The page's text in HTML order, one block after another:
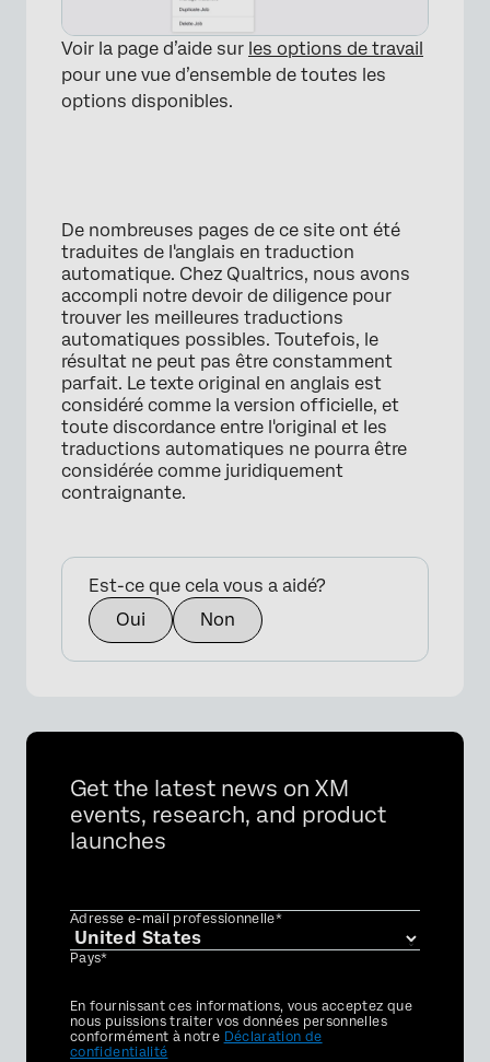
Voir la page d’aide sur les options de travail
pour une vue d’ensemble de toutes les
options disponibles.
De nombreuses pages de ce site ont été
traduites de l'anglais en traduction
automatique. Chez Qualtrics, nous avons
accompli notre devoir de diligence pour
trouver les meilleures traductions
automatiques possibles. Toutefois, le
résultat ne peut pas être constamment
parfait. Le texte original en anglais est
considéré comme la version officielle, et
toute discordance entre l'original et les
traductions automatiques ne pourra être
considérée comme juridiquement
contraignante.
Est-ce que cela vous a aidé?
Oui
Non
Get the latest news on XM
events, research, and product
launches
Adresse e-mail professionnelle*
Pays*
Privacy
Optin
En fournissant ces informations, vous acceptez que
nous puissions traiter vos données personnelles
conformément à notre Déclaration de
confidentialité